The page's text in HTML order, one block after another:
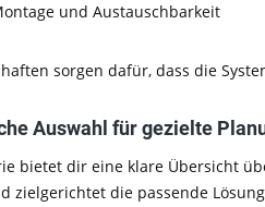
und Austauschbarkeit
sorgen dafür, dass die
Auswahl für gezielte
bietet dir eine klare Übersicht
zielgerichtet die passende